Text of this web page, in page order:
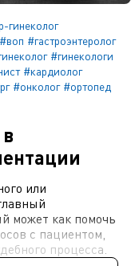
гинеколог
#воп #гастроэнтеролог
#гинекологи
#кардиолог
#онколог #ортопед
или
может как помочь
с пациентом,
процесса.